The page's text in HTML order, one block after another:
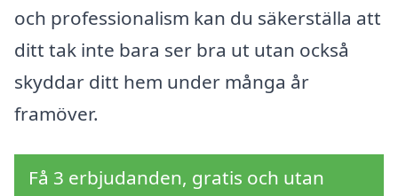
och professionalism kan du säkerställa att
ditt tak inte bara ser bra ut utan också
skyddar ditt hem under många år
framöver.
Få 3 erbjudanden, gratis och utan